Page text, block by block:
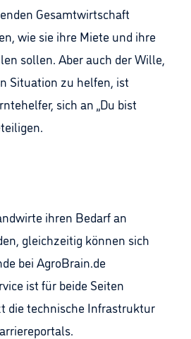
Gesamtwirtschaft
wie sie ihre Miete und ihre
sollen. Aber auch der Wille,
Situation zu helfen, ist
sich an „Du bist
ihren Bedarf an
gleichzeitig können sich
bei AgroBrain.de
ist für beide Seiten
die technische Infrastruktur